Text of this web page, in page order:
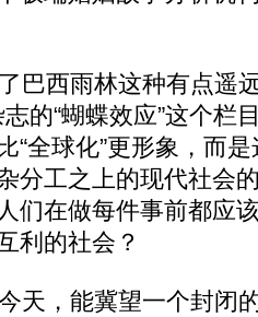
巴西雨林这种有点遥
志的“蝴蝶效应”这个栏
“全球化”更形象，而
分工之上的现代社会
们在做每件事前都应
利的社会？
天，能冀望一个封闭